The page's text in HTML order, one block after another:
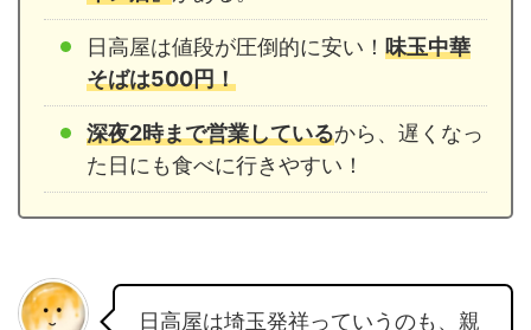
日高屋は値段が圧倒的に安い！ 味玉中華
そばは500円！
深夜2時まで営業しているから、遅くなっ
た日にも食べに行きやすい！
日高屋は埼玉発祥っていうのも、親